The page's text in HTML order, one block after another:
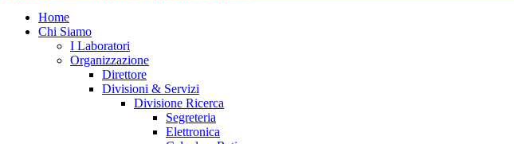
Home
Chi Siamo
I Laboratori
Organizzazione
Direttore
Divisioni & Servizi
Divisione Ricerca
Segreteria
Elettronica